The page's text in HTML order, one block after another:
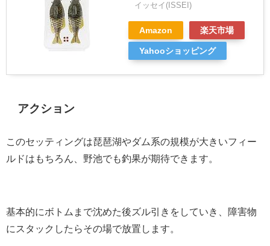
イッセイ(ISSEI)
Amazon 楽天市場
Yahooショッピング
アクション
このセッティングは琵琶湖やダム系の規模が大きいフィー
ルドはもちろん、野池でも釣果が期待できます。
基本的にボトムまで沈めた後ズル引きをしていき、障害物
にスタックしたらその場で放置します。